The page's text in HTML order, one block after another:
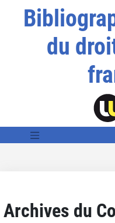
du
Archives du